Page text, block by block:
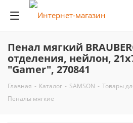
Пенал мягкий
отделения, нейлон,
"Gamer", 270841
Главная - Каталог - SAMSON - Товары
Пеналы мягкие